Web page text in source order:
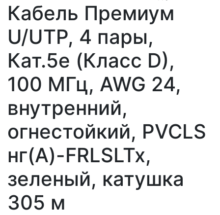
Кабель Премиум
U/UTP, 4 пары,
Кат.5e (Класс D),
100 МГц, AWG 24,
внутренний,
огнестойкий, PVCLS
нг(A)-FRLSLTx,
зеленый, катушка
305 м